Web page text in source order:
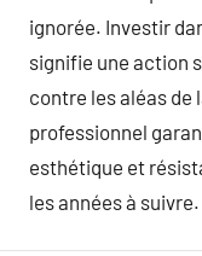
ignorée. Investir
signifie une action
contre les aléas de
professionnel
esthétique et
les années à suivre.